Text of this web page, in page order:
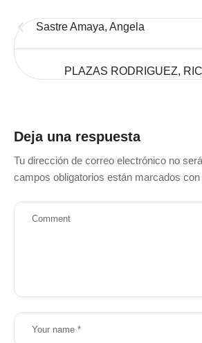
Sastre Amaya, Angela
PLAZAS RODRIGUEZ,
Deja una respuesta
Tu dirección de correo electrónico no
campos obligatorios están marcados con